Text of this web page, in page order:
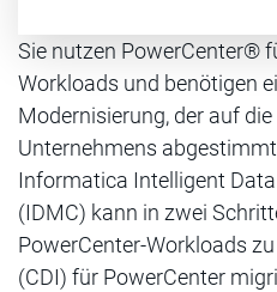
Sie nutzen PowerCenter®
Workloads und benötigen
Modernisierung, der auf
Unternehmens
Informatica Intelligent
(IDMC) kann in zwei
PowerCenter-Workloads
(CDI) für PowerCenter